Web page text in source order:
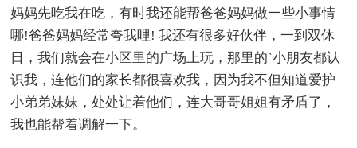
妈妈先吃我在吃，有时我还能帮爸爸妈妈做一些小事情
哪!爸爸妈妈经常夸我哩! 我还有很多好伙伴，一到双休
日，我们就会在小区里的广场上玩，那里的`小朋友都认
识我，连他们的家长都很喜欢我，因为我不但知道爱护
小弟弟妹妹，处处让着他们，连大哥哥姐姐有矛盾了，
我也能帮着调解一下。